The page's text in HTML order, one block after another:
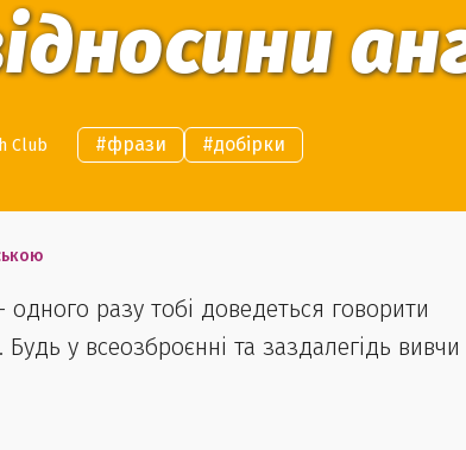
Club #фрази #добірки
разу тобі доведеться говорити
у всеозброєнні та заздалегідь вивчи